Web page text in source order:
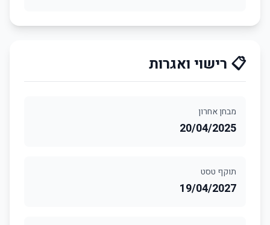
📋 רישוי ואגרות
מבחן אחרון
20/04/2025
תוקף טסט
19/04/2027